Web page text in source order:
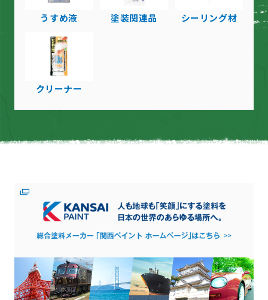
うすめ液 塗装関連品 シーリング材
クリーナー